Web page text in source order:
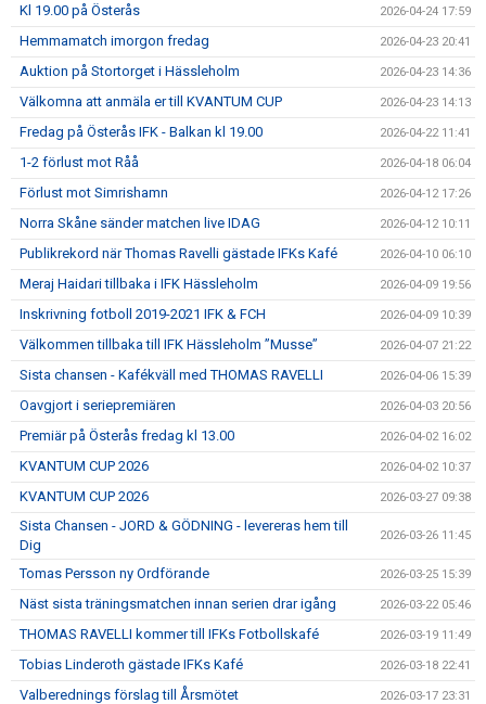
Kl 19.00 på Österås 2026-04-24 17:59
Hemmamatch imorgon fredag 2026-04-23 20:41
Auktion på Stortorget i Hässleholm 2026-04-23 14:36
Välkomna att anmäla er till KVANTUM CUP 2026-04-23 14:13
Fredag på Österås IFK - Balkan kl 19.00 2026-04-22 11:41
1-2 förlust mot Råå 2026-04-18 06:04
Förlust mot Simrishamn 2026-04-12 17:26
Norra Skåne sänder matchen live IDAG 2026-04-12 10:11
Publikrekord när Thomas Ravelli gästade IFKs Kafé 2026-04-10 06:10
Meraj Haidari tillbaka i IFK Hässleholm 2026-04-09 19:56
Inskrivning fotboll 2019-2021 IFK & FCH 2026-04-09 10:39
Välkommen tillbaka till IFK Hässleholm ”Musse” 2026-04-07 21:22
Sista chansen - Kafékväll med THOMAS RAVELLI 2026-04-06 15:39
Oavgjort i seriepremiären 2026-04-03 20:56
Premiär på Österås fredag kl 13.00 2026-04-02 16:02
KVANTUM CUP 2026 2026-04-02 10:37
KVANTUM CUP 2026 2026-03-27 09:38
Sista Chansen - JORD & GÖDNING - levereras hem till
Dig
2026-03-26 11:45
Tomas Persson ny Ordförande 2026-03-25 15:39
Näst sista träningsmatchen innan serien drar igång 2026-03-22 05:46
THOMAS RAVELLI kommer till IFKs Fotbollskafé 2026-03-19 11:49
Tobias Linderoth gästade IFKs Kafé 2026-03-18 22:41
Valberednings förslag till Årsmötet 2026-03-17 23:31